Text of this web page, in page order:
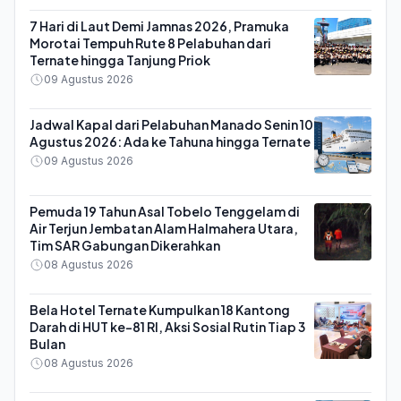
7 Hari di Laut Demi Jamnas 2026, Pramuka
Morotai Tempuh Rute 8 Pelabuhan dari
Ternate hingga Tanjung Priok
09 Agustus 2026
Jadwal Kapal dari Pelabuhan Manado Senin 10
Agustus 2026: Ada ke Tahuna hingga Ternate
09 Agustus 2026
Pemuda 19 Tahun Asal Tobelo Tenggelam di
Air Terjun Jembatan Alam Halmahera Utara,
Tim SAR Gabungan Dikerahkan
08 Agustus 2026
Bela Hotel Ternate Kumpulkan 18 Kantong
Darah di HUT ke-81 RI, Aksi Sosial Rutin Tiap 3
Bulan
08 Agustus 2026